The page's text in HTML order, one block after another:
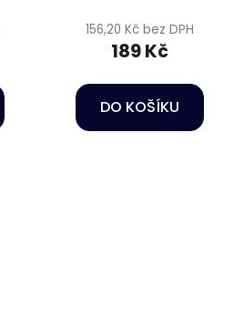
156,20 Kč bez DPH
189 Kč
DO KOŠÍKU